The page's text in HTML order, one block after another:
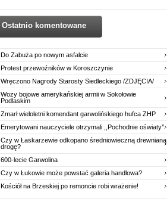
Ostatnio komentowane
Do Zabuża po nowym asfalcie
Protest przewoźników w Koroszczynie
Wręczono Nagrody Starosty Siedleckiego /ZDJĘCIA/
Wozy bojowe amerykańskiej armii w Sokołowie
Podlaskim
Zmarł wieloletni komendant garwolińskiego hufca ZHP
Emerytowani nauczyciele otrzymali ,,Pochodnie oświaty’’
Czy w Łaskarzewie odkopano średniowieczną drewnianą
drogę?
600-lecie Garwolina
Czy w Łukowie może powstać galeria handlowa?
Kościół na Brzeskiej po remoncie robi wrażenie!